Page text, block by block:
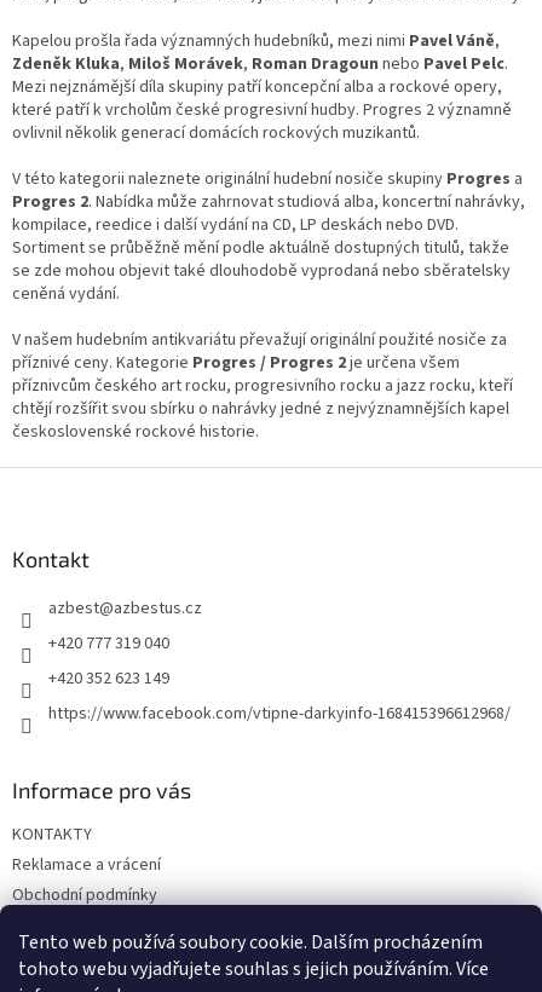
Tento web používá soubory cookie. Dalším procházením
tohoto webu vyjadřujete souhlas s jejich používáním. Více
p
r
v
k
y
ý
p
i
s
u
Kapelou prošla řada významných hudebníků, mezi nimi Pavel Váně,
Zdeněk Kluka, Miloš Morávek, Roman Dragoun nebo Pavel Pelc.
Mezi nejznámější díla skupiny patří koncepční alba a rockové opery,
které patří k vrcholům české progresivní hudby. Progres 2 významně
ovlivnil několik generací domácích rockových muzikantů.
V této kategorii naleznete originální hudební nosiče skupiny Progres a
Progres 2. Nabídka může zahrnovat studiová alba, koncertní nahrávky,
kompilace, reedice i další vydání na CD, LP deskách nebo DVD.
Sortiment se průběžně mění podle aktuálně dostupných titulů, takže
se zde mohou objevit také dlouhodobě vyprodaná nebo sběratelsky
ceněná vydání.
V našem hudebním antikvariátu převažují originální použité nosiče za
příznivé ceny. Kategorie Progres / Progres 2je určena všem
příznivcům českého art rocku, progresivního rocku a jazz rocku, kteří
chtějí rozšířit svou sbírku o nahrávky jedné z nejvýznamnějších kapel
československé rockové historie.
Kontakt
azbest@azbestus.cz
+420 777 319 040
+420 352 623 149
https://www.facebook.com/vtipne-darkyinfo-168415396612968/
Informace pro vás
KONTAKTY
Reklamace a vrácení
Obchodní podmínky
Doprava a platba